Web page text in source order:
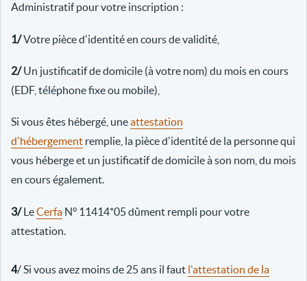
Administratif pour votre inscription :
1/Votre pièce d'identité en cours de validité,
2/Un justificatif de domicile (à votre nom) du mois en cours
(EDF, téléphone fixe ou mobile),
Si vous êtes hébergé, uneattestation
d'hébergement remplie, la pièce d'identité de la personne qui
vous héberge et un justificatif de domicile à son nom, du mois
en cours également.
3/LeCerfa N° 11414*05 dûment rempli pour votre
attestation.
4/ Si vous avez moins de 25 ans il faut l'attestation de la